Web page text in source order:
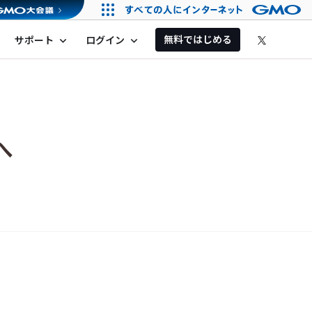
サポート expand_more ログイン expand_more 無料ではじめる